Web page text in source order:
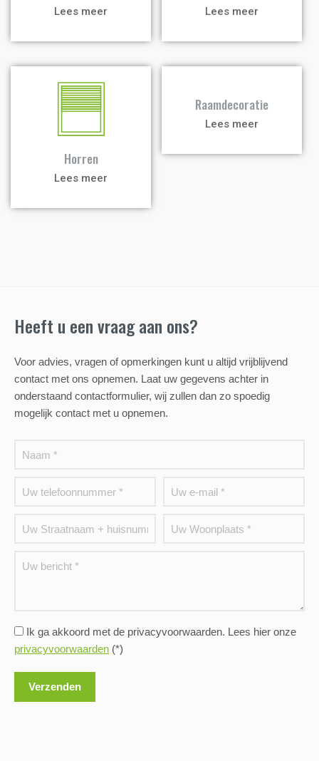
Lees meer Lees meer
Horren
Lees meer
Raamdecoratie
Lees meer
Heeft u een vraag aan ons?
Voor advies, vragen of opmerkingen kunt u altijd vrijblijvend
contact met ons opnemen. Laat uw gegevens achter in
onderstaand contactformulier, wij zullen dan zo spoedig
mogelijk contact met u opnemen.
Ik ga akkoord met de privacyvoorwaarden. Lees hier onze
privacyvoorwaarden (*)